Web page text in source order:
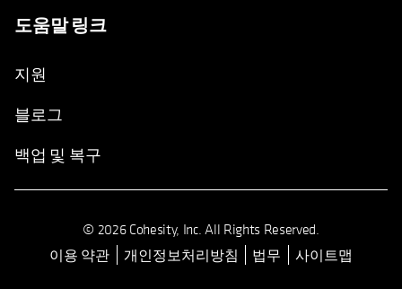
도움말 링크
지원
블로그
백업 및 복구
© 2026 Cohesity, Inc. All Rights Reserved.
이용 약관 개인정보처리방침 법무 사이트맵